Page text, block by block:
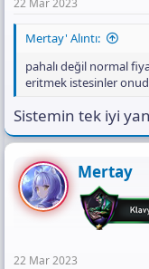
22 Mar 2023
Mertay' Alıntı:
pahalı değil normal
eritmek istesinler
Sistemin tek iyi
Mertay
22 Mar 2023